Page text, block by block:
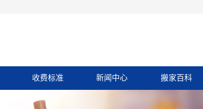
收费标准 新闻中心 搬家百科